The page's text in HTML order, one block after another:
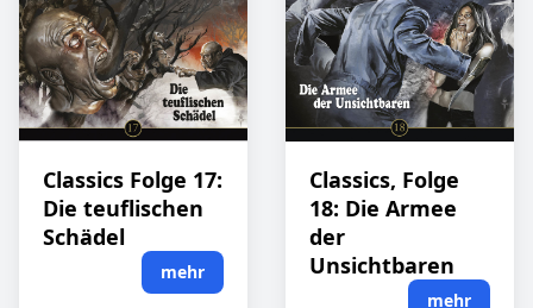
Classics Folge 17:
Die teuflischen
Schädel
mehr
Classics, Folge
18: Die Armee
der
Unsichtbaren
mehr